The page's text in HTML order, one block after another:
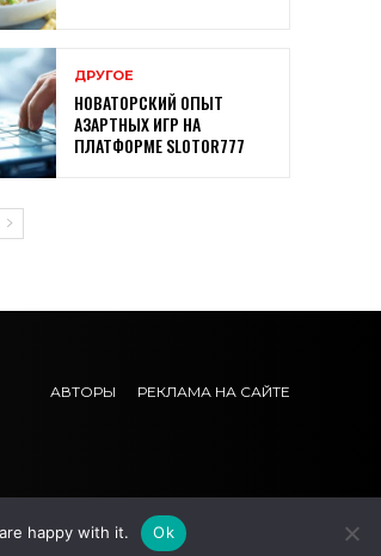
ДРУГОЕ
НОВАТОРСКИЙ ОПЫТ
АЗАРТНЫХ ИГР НА
ПЛАТФОРМЕ SLOTOR777
АВТОРЫ РЕКЛАМА НА САЙТЕ
happy with it. Ok